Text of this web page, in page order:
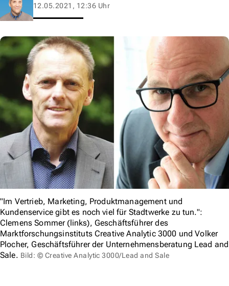
12.05.2021, 12:36 Uhr
"Im Vertrieb, Marketing, Produktmanagement und
Kundenservice gibt es noch viel für Stadtwerke zu tun.":
Clemens Sommer (links), Geschäftsführer des
Marktforschungsinstituts Creative Analytic 3000 und Volker
Plocher, Geschäftsführer der Unternehmensberatung Lead and
Sale. Bild: © Creative Analytic 3000/Lead and Sale